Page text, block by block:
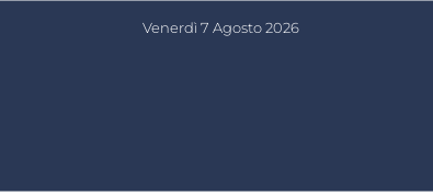
Venerdì 7 Agosto 2026